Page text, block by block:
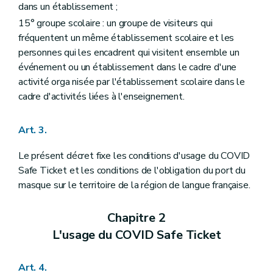
dans un établissement ;
15° groupe scolaire : un groupe de visiteurs qui
fréquentent un même établissement scolaire et les
personnes qui les encadrent qui visitent ensemble un
événement ou un établissement dans le cadre d'une
activité orga nisée par l'établissement scolaire dans le
cadre d'activités liées à l'enseignement.
Art. 3.
Le présent décret fixe les conditions d'usage du COVID
Safe Ticket et les conditions de l'obligation du port du
masque sur le territoire de la région de langue française.
Chapitre 2
L'usage du COVID Safe Ticket
Art. 4.